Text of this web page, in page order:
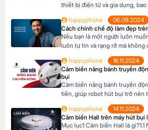
thiết bị điện tử và gia dụng,
hợp, đảm bảo an toàn và hiệu
gì và […]
happyphone
06.09.2024
Cách chỉnh chế độ làm đẹp
Nếu bạn là một người luôn
luôn tự tin và rạng rỡ mà không
App, với điện thoại Samsung
đẹp chính là trợ thủ đắc lực. Với
bạn sẽ sở hữu những bức ảnh
happyphone
16.11.2024
Cảm biến nâng bánh truyền
bụi
Cảm biến nâng bánh truyền
tiến, giúp robot hút bụi trở nên
hơn. Nhờ có cảm biến này,
chỉnh độ cao của bánh xe để
trong ngôi nhài. Mục lục1 Cảm
happyphone
14.11.2024
Cảm biến Hall trên máy hút bụi
Mục lục1 Cảm biến Hall là